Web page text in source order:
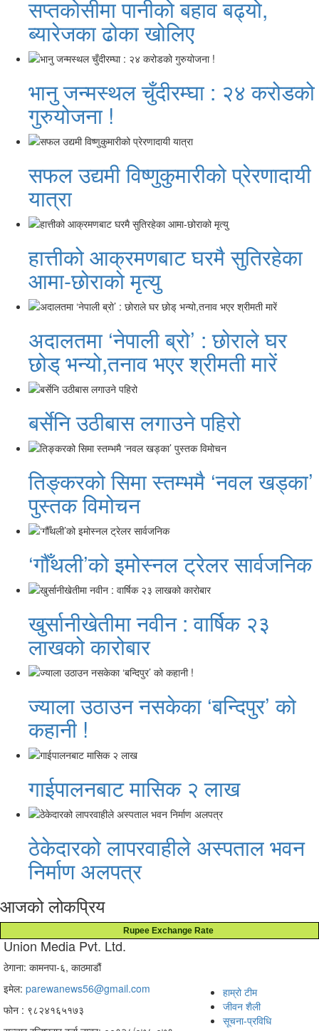
सप्तकोसीमा पानीको बहाव बढ्यो,
ब्यारेजका ढोका खोलिए
भानु जन्मस्थल चुँदीरम्घा : २४ करोडको
गुरुयोजना !
सफल उद्यमी विष्णुकुमारीको प्रेरणादायी
यात्रा
हात्तीको आक्रमणबाट घरमै सुतिरहेका
आमा-छोराको मृत्यु
अदालतमा ‘नेपाली ब्रो’ : छोराले घर
छोड् भन्यो,तनाव भएर श्रीमती मारें
बर्सेनि उठीबास लगाउने पहिरो
तिङ्करको सिमा स्तम्भमै ‘नवल खड्का’
पुस्तक विमोचन
‘गौँथली’को इमोस्नल ट्रेलर सार्वजनिक
खुर्सानीखेतीमा नवीन : वार्षिक २३
लाखको कारोबार
ज्याला उठाउन नसकेका ‘बन्दिपुर’ को
कहानी !
गाईपालनबाट मासिक २ लाख
ठेकेदारको लापरवाहीले अस्पताल भवन
निर्माण अलपत्र
आजको लोकप्रिय
Rupee Exchange Rate
Union Media Pvt. Ltd.
ठेगाना: कामनपा-६, काठमाडौं
इमेल: parewanews56@gmail.com
फोन : ९८२४१६५१७३
हाम्रो टीम
जीवन शैली
सूचना-प्रविधि